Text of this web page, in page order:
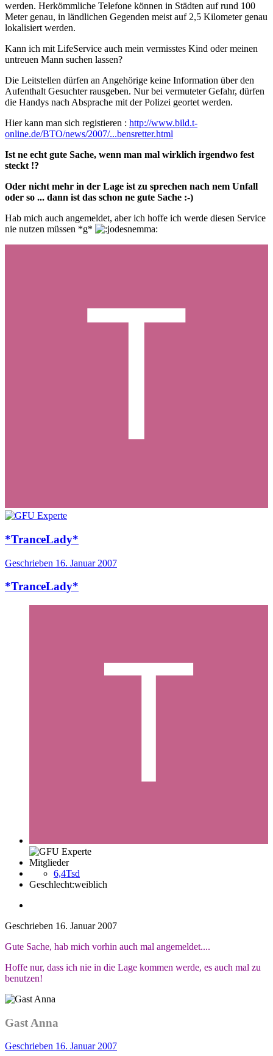
werden. Herkömmliche Telefone können in Städten auf rund 100
Meter genau, in ländlichen Gegenden meist auf 2,5 Kilometer genau
lokalisiert werden.
Kann ich mit LifeService auch mein vermisstes Kind oder meinen
untreuen Mann suchen lassen?
Die Leitstellen dürfen an Angehörige keine Information über den
Aufenthalt Gesuchter rausgeben. Nur bei vermuteter Gefahr, dürfen
die Handys nach Absprache mit der Polizei geortet werden.
Hier kann man sich registieren : http://www.bild.t-
online.de/BTO/news/2007/...bensretter.html
Ist ne echt gute Sache, wenn man mal wirklich irgendwo fest
steckt !?
Oder nicht mehr in der Lage ist zu sprechen nach nem Unfall
oder so ... dann ist das schon ne gute Sache :-)
Hab mich auch angemeldet, aber ich hoffe ich werde diesen Service
nie nutzen müssen *g*
*TranceLady*
Geschrieben 16. Januar 2007
*TranceLady*
Mitglieder
6,4Tsd
Geschlecht:weiblich
Geschrieben 16. Januar 2007
Gute Sache, hab mich vorhin auch mal angemeldet....
Hoffe nur, dass ich nie in die Lage kommen werde, es auch mal zu
benutzen!
Gast Anna
Geschrieben 16. Januar 2007